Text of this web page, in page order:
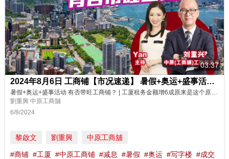
03:37
2024年8月6日 工商铺【市况速递】 暑假+奥运+盛事活动 有否带旺工商铺？
劉重興 中原工商舖
6/8/2024
黎啟文 劉重興 中原工商舖
#商铺 #工厦 #中原工商铺 #减息 #暑假 #奥运 #写字楼 #成交